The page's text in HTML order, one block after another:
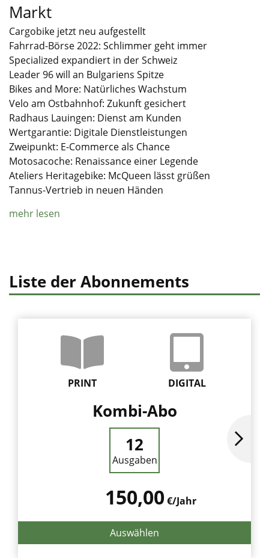
Markt
Cargobike jetzt neu aufgestellt
Fahrrad-Börse 2022: Schlimmer geht immer
Specialized expandiert in der Schweiz
Leader 96 will an Bulgariens Spitze
Bikes and More: Natürliches Wachstum
Velo am Ostbahnhof: Zukunft gesichert
Radhaus Lauingen: Dienst am Kunden
Wertgarantie: Digitale Dienstleistungen
Zweipunkt: E-Commerce als Chance
Motosacoche: Renaissance einer Legende
Ateliers Heritagebike: McQueen lässt grüßen
Tannus-Vertrieb in neuen Händen
mehr lesen
Liste der Abonnements
PRINT DIGITAL
Kombi-Abo
12
Ausgaben
150,00€/Jahr
Auswählen